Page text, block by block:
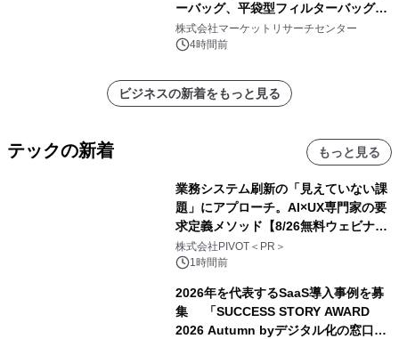
ーバッグ、平袋型フィルターバッグ、
プリーツフィルターバッグ、その
他）・分析レポートを発表
株式会社マーケットリサーチセンター
4時間前
ビジネスの新着をもっと見る
テックの新着 もっと見る
業務システム刷新の「見えていない課
題」にアプローチ。AI×UX専門家の要
求定義メソッド【8/26無料ウェビナ
ー】株式会社PIVOT
株式会社PIVOT＜PR＞
1時間前
2026年を代表するSaaS導入事例を募
集 「SUCCESS STORY AWARD
2026 Autumn byデジタル化の窓口」